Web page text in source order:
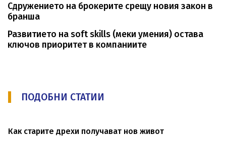
Сдружението на брокерите срещу новия закон в
бранша
Развитието на soft skills (меки умения) остава
ключов приоритет в компаниите
ПОДОБНИ СТАТИИ
Как старите дрехи получават нов живот